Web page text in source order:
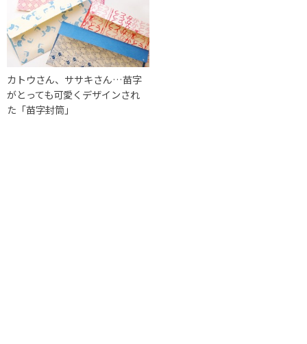
カトウさん、ササキさん…苗字
がとっても可愛くデザインされ
た「苗字封筒」